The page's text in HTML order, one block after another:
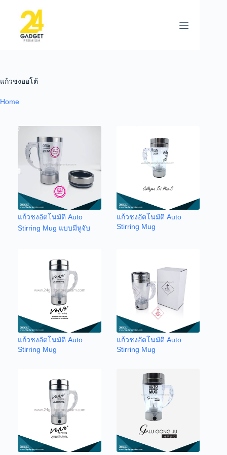
แก้วชงออโต้
Home
แก้วชงอัตโนมัติ Auto
Stirring Mug แบบมีหูจับ
แก้วชงอัตโนมัติ Auto
Stirring Mug
แก้วชงอัตโนมัติ Auto
Stirring Mug
แก้วชงอัตโนมัติ Auto
Stirring Mug